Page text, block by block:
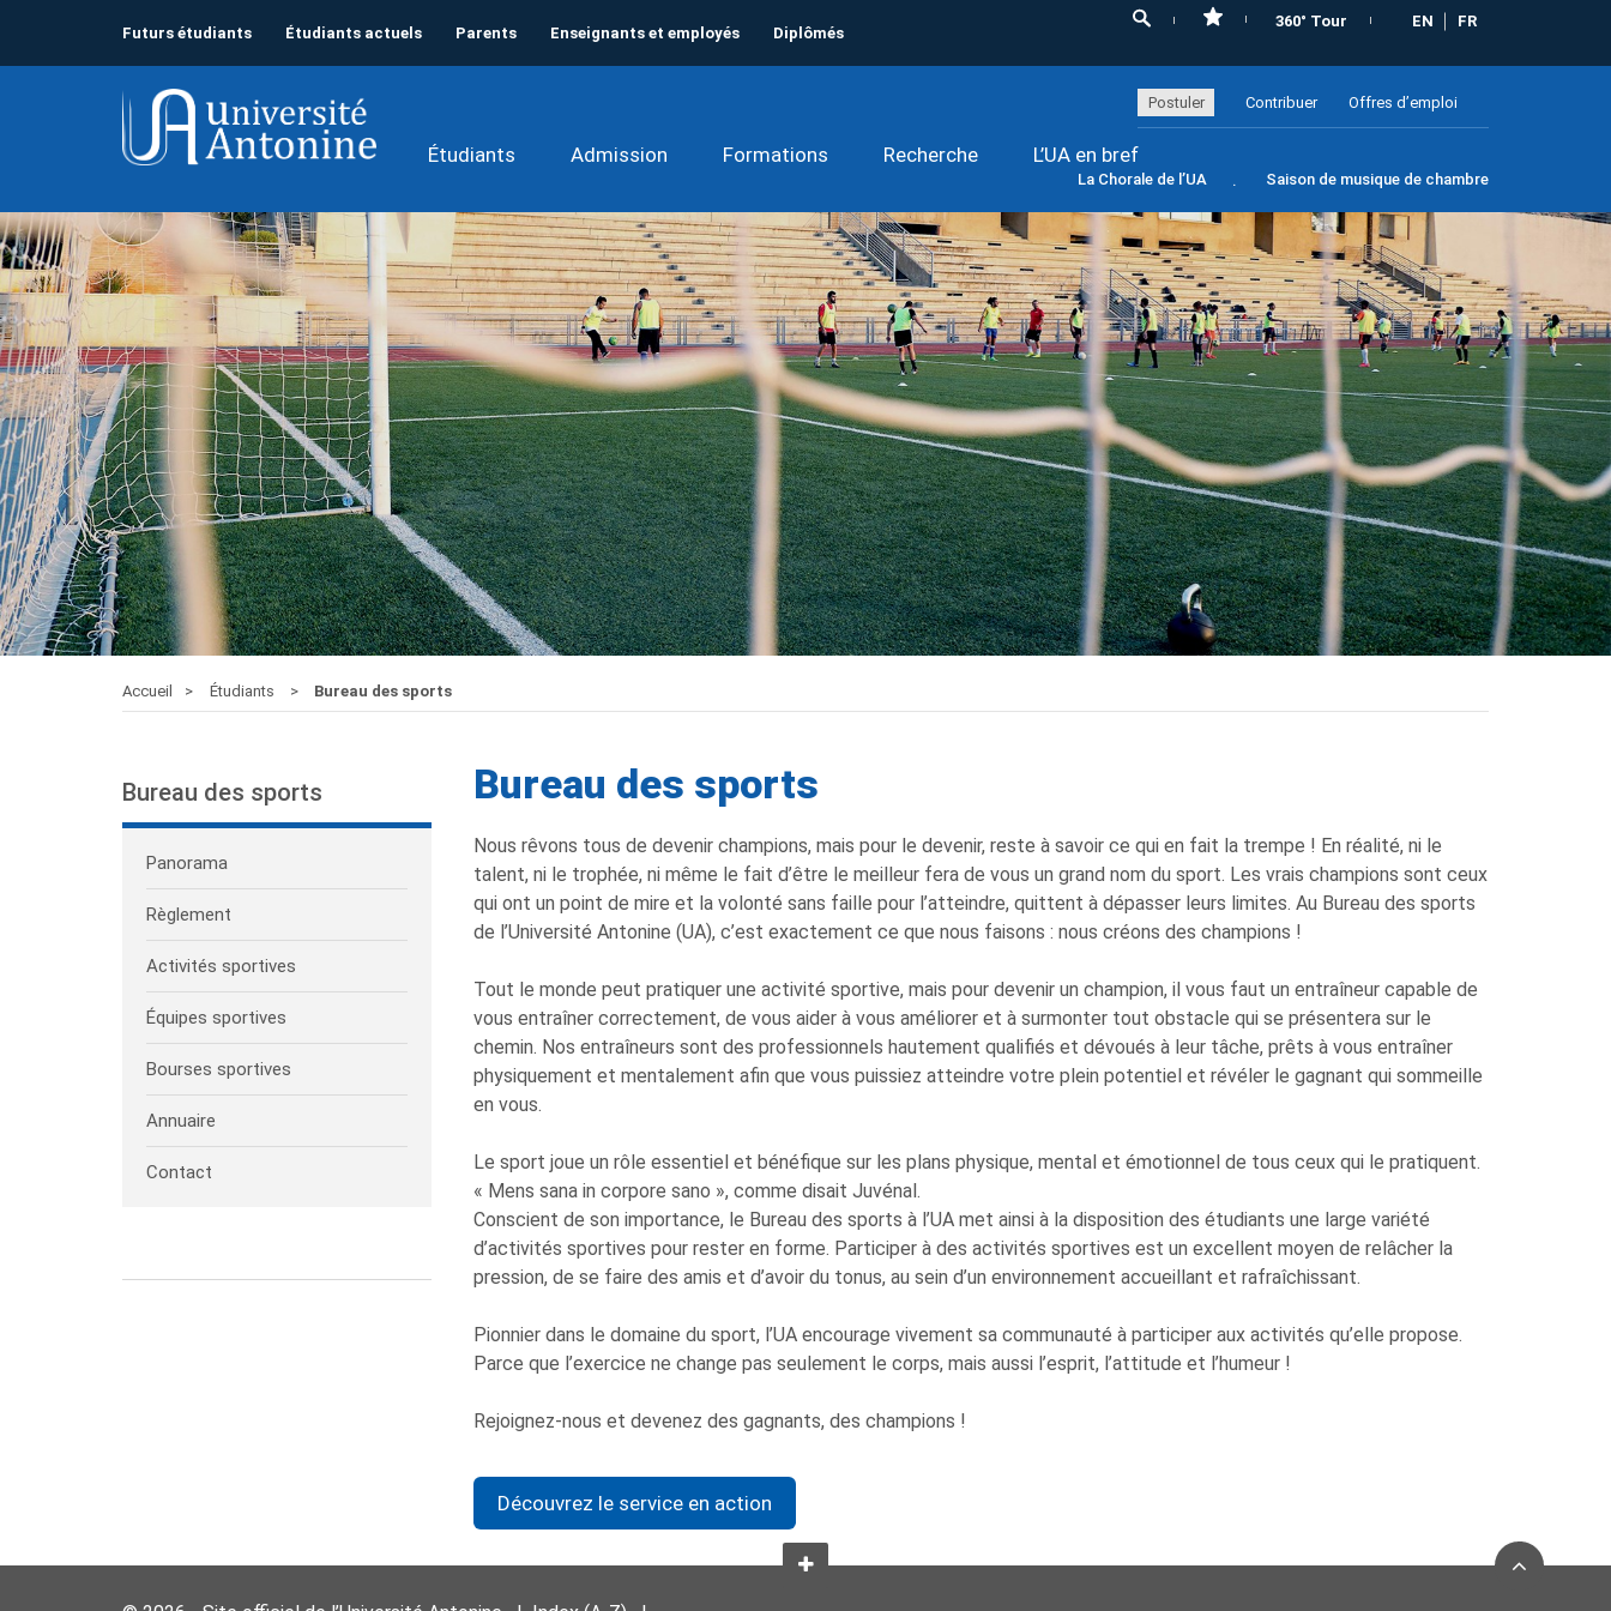
Futurs étudiants Étudiants actuels Parents Enseignants et employés Diplômés
360° Tour EN FR
Postuler Contribuer Offres d’emploi
Étudiants Admission Formations Recherche L’UA en bref
La Chorale de l’UA Saison de musique de chambre
Accueil Étudiants Bureau des sports
Bureau des sports
Panorama
Règlement
Activités sportives
Équipes sportives
Bourses sportives
Annuaire
Contact
Bureau des sports
Nous rêvons tous de devenir champions, mais pour le devenir, reste à savoir ce qui en fait la trempe ! En réalité, ni le
talent, ni le trophée, ni même le fait d’être le meilleur fera de vous un grand nom du sport. Les vrais champions sont ceux
qui ont un point de mire et la volonté sans faille pour l’atteindre, quittent à dépasser leurs limites. Au Bureau des sports
de l’Université Antonine (UA), c’est exactement ce que nous faisons : nous créons des champions !
Tout le monde peut pratiquer une activité sportive, mais pour devenir un champion, il vous faut un entraîneur capable de
vous entraîner correctement, de vous aider à vous améliorer et à surmonter tout obstacle qui se présentera sur le
chemin. Nos entraîneurs sont des professionnels hautement qualifiés et dévoués à leur tâche, prêts à vous entraîner
physiquement et mentalement afin que vous puissiez atteindre votre plein potentiel et révéler le gagnant qui sommeille
en vous.
Le sport joue un rôle essentiel et bénéfique sur les plans physique, mental et émotionnel de tous ceux qui le pratiquent.
« Mens sana in corpore sano », comme disait Juvénal.
Conscient de son importance, le Bureau des sports à l’UA met ainsi à la disposition des étudiants une large variété
d’activités sportives pour rester en forme. Participer à des activités sportives est un excellent moyen de relâcher la
pression, de se faire des amis et d’avoir du tonus, au sein d’un environnement accueillant et rafraîchissant.
Pionnier dans le domaine du sport, l’UA encourage vivement sa communauté à participer aux activités qu’elle propose.
Parce que l’exercice ne change pas seulement le corps, mais aussi l’esprit, l’attitude et l’humeur !
Rejoignez-nous et devenez des gagnants, des champions !
Découvrez le service en action